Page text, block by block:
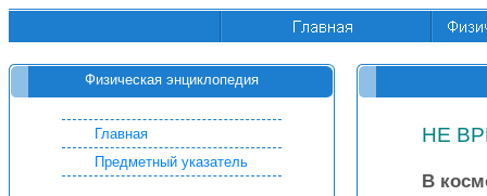
Физическая энциклопедия
Главная
Предметный указатель
НЕ
В